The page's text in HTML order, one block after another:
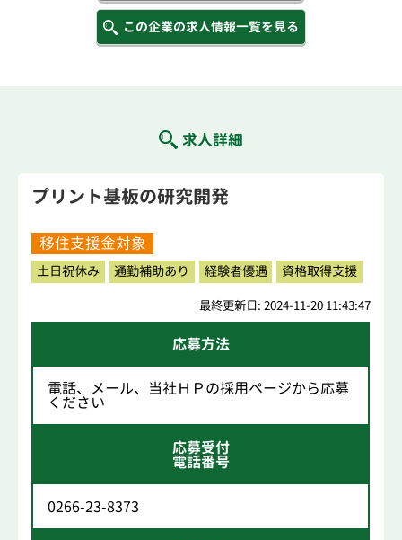
この企業の求人情報一覧を見る
求人詳細
プリント基板の研究開発
移住支援金対象
土日祝休み 通勤補助あり 経験者優遇 資格取得支援
最終更新日: 2024-11-20 11:43:47
応募方法
電話、メール、当社ＨＰの採用ページから応募
ください
応募受付
電話番号
0266-23-8373